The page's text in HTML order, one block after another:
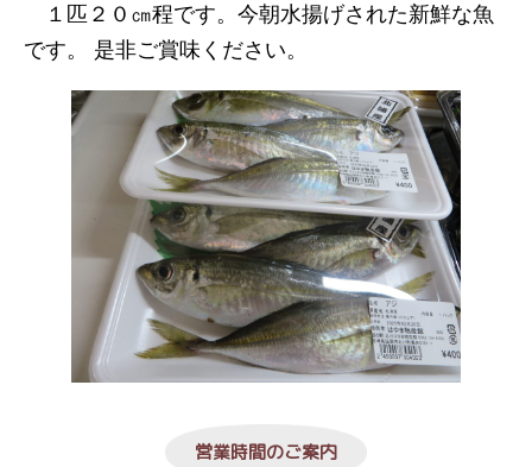
１匹２０㎝程です。今朝水揚げされた新鮮な魚
です。 是非ご賞味ください。
営業時間のご案内